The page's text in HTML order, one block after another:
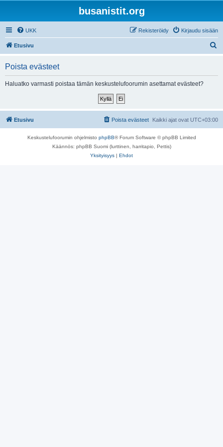
busanistit.org
UKK Kirjaudu sisään
Rekisteröidy
Etusivu
Poista evästeet
Haluatko varmasti poistaa tämän keskustelufoorumin asettamat evästeet?
Etusivu Kaikki ajat ovat UTC+03:00
Poista evästeet
Keskustelufoorumin ohjelmisto phpBB® Forum Software © phpBB Limited
Käännös: phpBB Suomi (lurttinen, harritapio, Pettis)
Yksityisyys | Ehdot